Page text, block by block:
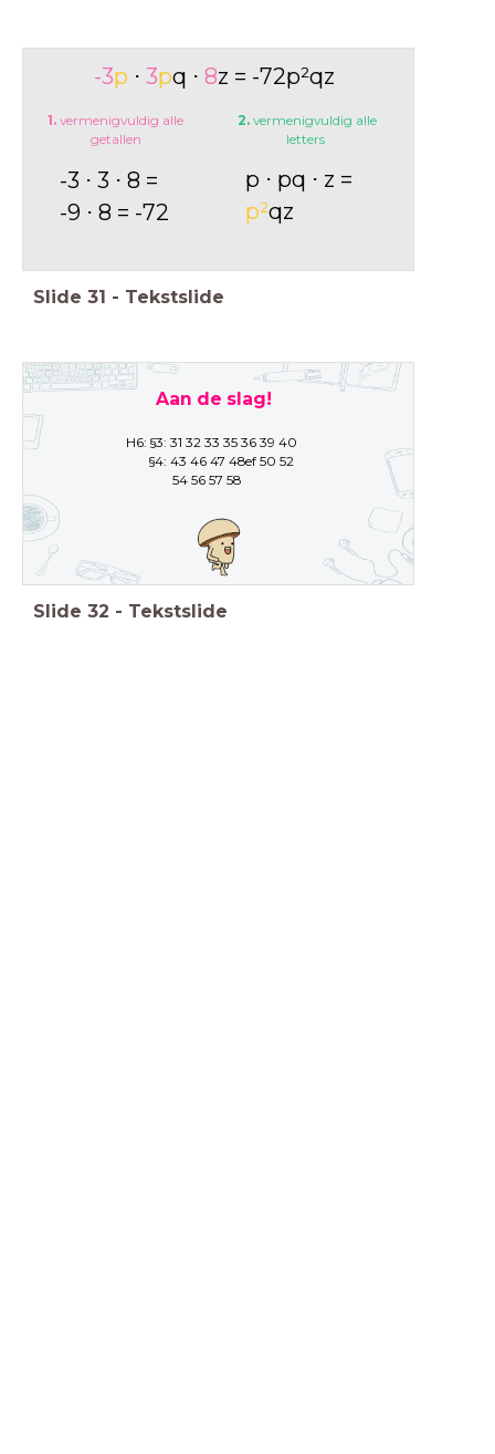
-3p ⋅ 3pq ⋅ 8z = -72p²qz
-3 ⋅ 3 ⋅ 8 =
-9 ⋅ 8 = -72
p ⋅ pq ⋅ z =
p²qz
1.vermenigvuldig alle
getallen
2. vermenigvuldig alle
letters
Slide 31 - Tekstslide
Aan de slag!
H6: §3: 31 32 33 35 36 39 40
§4: 43 46 47 48ef 50 52
54 56 57 58
Slide 32 - Tekstslide